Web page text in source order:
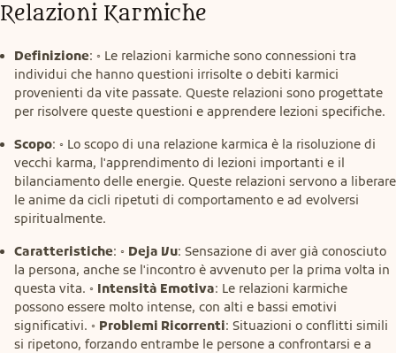
Relazioni Karmiche
Definizione: ◦ Le relazioni karmiche sono connessioni tra
individui che hanno questioni irrisolte o debiti karmici
provenienti da vite passate. Queste relazioni sono progettate
per risolvere queste questioni e apprendere lezioni specifiche.
Scopo: ◦ Lo scopo di una relazione karmica è la risoluzione di
vecchi karma, l'apprendimento di lezioni importanti e il
bilanciamento delle energie. Queste relazioni servono a liberare
le anime da cicli ripetuti di comportamento e ad evolversi
spiritualmente.
Caratteristiche: ◦ Deja Vu: Sensazione di aver già conosciuto
la persona, anche se l'incontro è avvenuto per la prima volta in
questa vita. ◦ Intensità Emotiva: Le relazioni karmiche
possono essere molto intense, con alti e bassi emotivi
significativi. ◦ Problemi Ricorrenti: Situazioni o conflitti simili
si ripetono, forzando entrambe le persone a confrontarsi e a